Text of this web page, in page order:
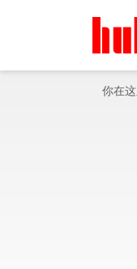
你在